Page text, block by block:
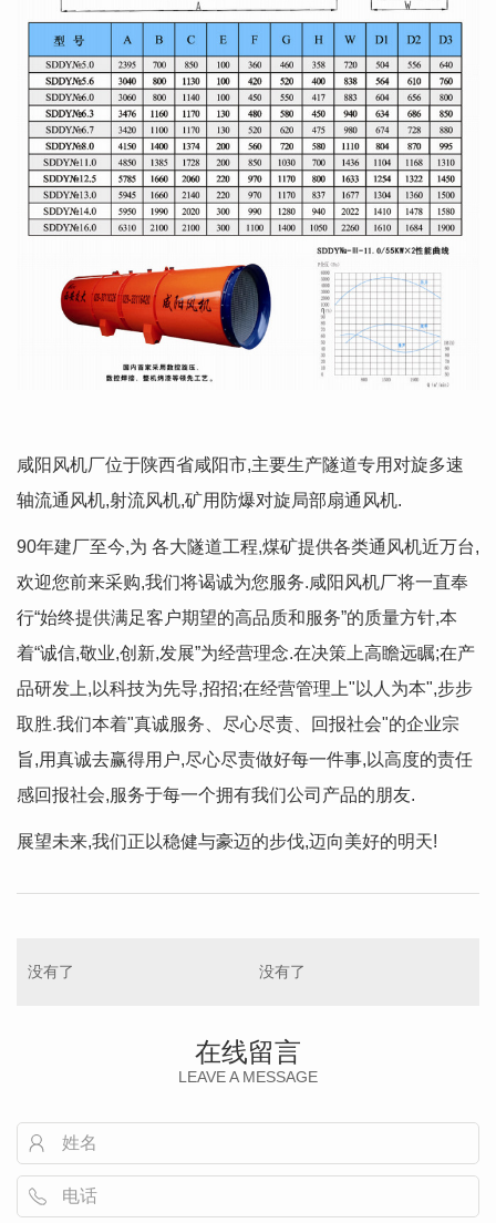
咸阳风机厂位于陕西省咸阳市,主要生产隧道专用对旋多速
轴流通风机,射流风机,矿用防爆对旋局部扇通风机.
90年建厂至今,为 各大隧道工程,煤矿提供各类通风机近万台,
欢迎您前来采购,我们将谒诚为您服务.咸阳风机厂将一直奉
行“始终提供满足客户期望的高品质和服务”的质量方针,本
着“诚信,敬业,创新,发展”为经营理念.在决策上高瞻远瞩;在产
品研发上,以科技为先导,招招;在经营管理上"以人为本",步步
取胜.我们本着"真诚服务、尽心尽责、回报社会"的企业宗
旨,用真诚去赢得用户,尽心尽责做好每一件事,以高度的责任
感回报社会,服务于每一个拥有我们公司产品的朋友.
展望未来,我们正以稳健与豪迈的步伐,迈向美好的明天!
没有了 没有了
在线留言
LEAVE A MESSAGE